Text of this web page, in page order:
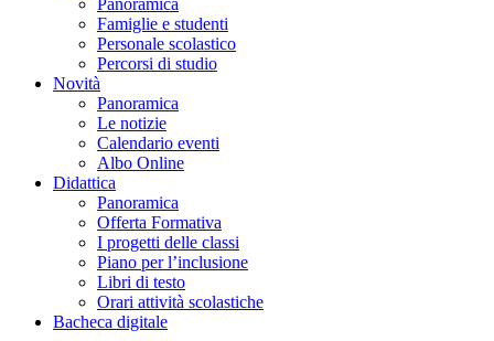
Famiglie e studenti
Personale scolastico
Percorsi di studio
Novità
Panoramica
Le notizie
Calendario eventi
Albo Online
Didattica
Panoramica
Offerta Formativa
I progetti delle classi
Piano per l’inclusione
Libri di testo
Orari attività scolastiche
Bacheca digitale